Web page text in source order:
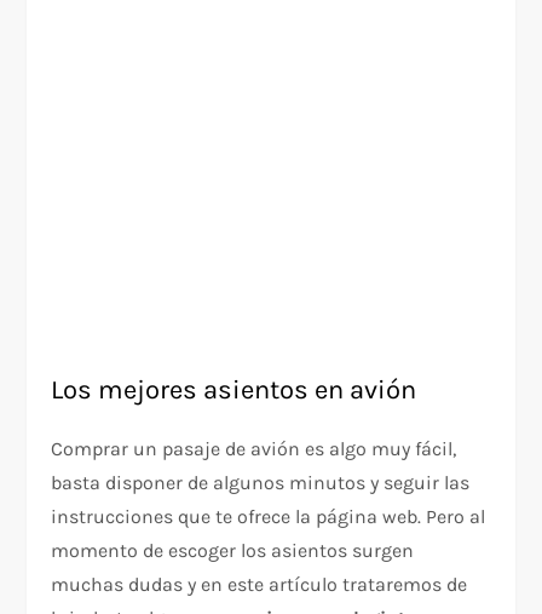
Los mejores asientos en avión
Comprar un pasaje de avión es algo muy fácil,
basta disponer de algunos minutos y seguir las
instrucciones que te ofrece la página web. Pero al
momento de escoger los asientos surgen
muchas dudas y en este artículo trataremos de